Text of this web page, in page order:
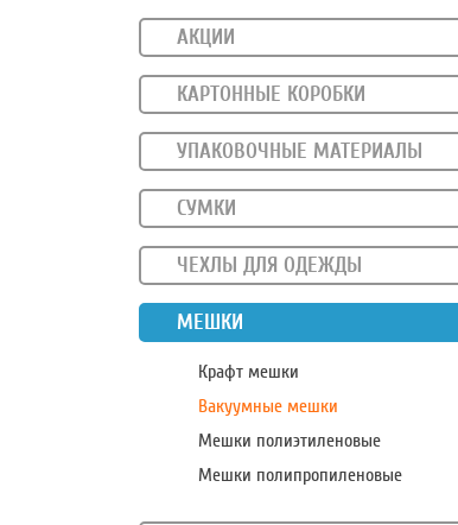
АКЦИИ
КАРТОННЫЕ КОРОБКИ
УПАКОВОЧНЫЕ МАТЕРИАЛЫ
СУМКИ
ЧЕХЛЫ ДЛЯ ОДЕЖДЫ
МЕШКИ
Крафт мешки
Вакуумные мешки
Мешки полиэтиленовые
Мешки полипропиленовые